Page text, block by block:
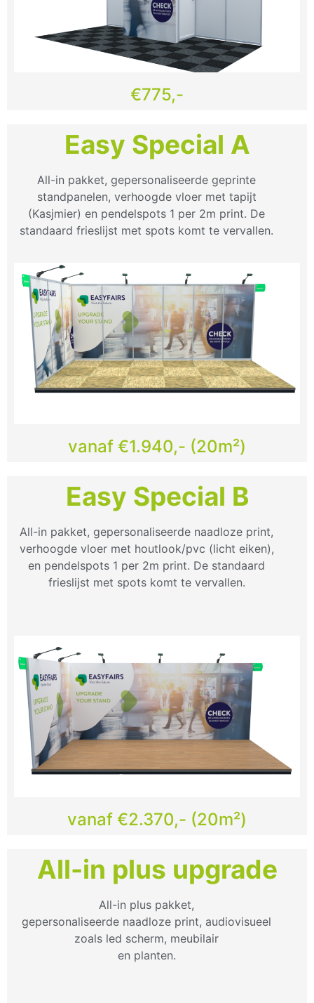
€775,-
Easy Special A
All-in pakket, gepersonaliseerde geprinte
standpanelen, verhoogde vloer met tapijt
(Kasjmier) en pendelspots 1 per 2m print. De
standaard frieslijst met spots komt te vervallen.
vanaf €1.940,- (20m²)
Easy Special B
All-in pakket, gepersonaliseerde naadloze print,
verhoogde vloer met houtlook/pvc (licht eiken),
en pendelspots 1 per 2m print. De standaard
frieslijst met spots komt te vervallen.
vanaf €2.370,- (20m²)
All-in plus upgrade
All-in plus pakket,
gepersonaliseerde naadloze print, audiovisueel
zoals led scherm, meubilair
en planten.